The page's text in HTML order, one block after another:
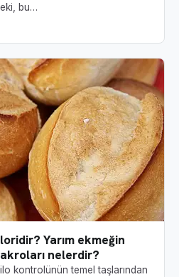
bu…
Yarım ekmeğin
nelerdir?
kontrolünün temel taşlarından